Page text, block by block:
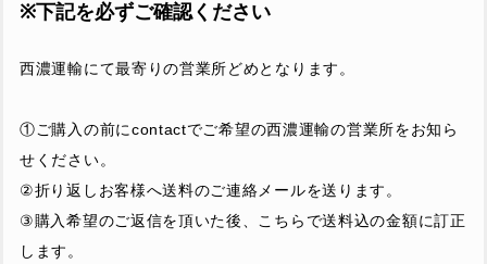
※下記を必ずご確認ください
西濃運輸にて最寄りの営業所どめとなります。
①ご購入の前にcontactでご希望の西濃運輸の営業所をお知ら
せください。
②折り返しお客様へ送料のご連絡メールを送ります。
③購入希望のご返信を頂いた後、こちらで送料込の金額に訂正
します。